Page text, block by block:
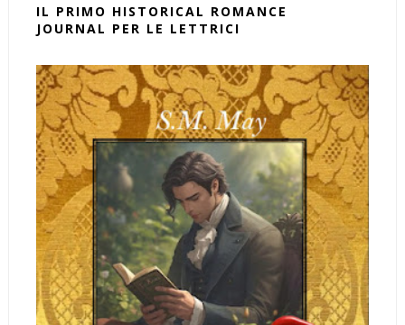
IL PRIMO HISTORICAL ROMANCE
JOURNAL PER LE LETTRICI